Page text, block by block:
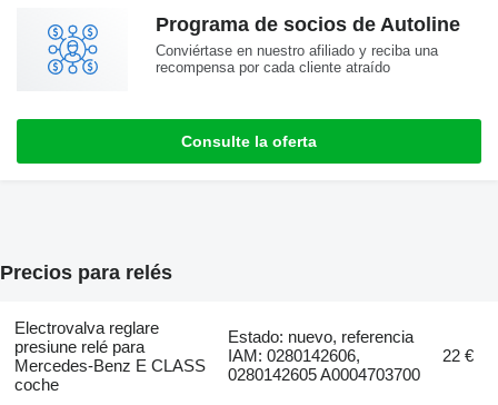
Programa de socios de Autoline
Conviértase en nuestro afiliado y reciba una
recompensa por cada cliente atraído
Consulte la oferta
Precios para relés
Electrovalva reglare
presiune relé para
Mercedes-Benz E CLASS
coche
Estado: nuevo, referencia
IAM: 0280142606,
0280142605 A0004703700
22 €